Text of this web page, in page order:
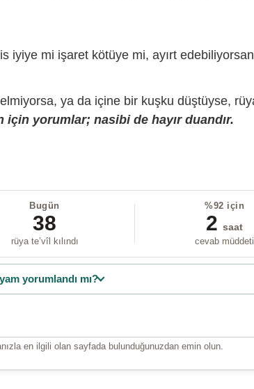
iyiye mi işaret kötüye mi, ayırt edebiliyorsan
ya da içine bir kuşku düştüyse,
yorumlar; nasibi de hayır duandır.
Bugün
38
rüya te’vîl kılındı
%92 için
2 saat
cevab müddeti
yorumlandı mı?
en ilgili olan sayfada bulunduğunuzdan emin olun.